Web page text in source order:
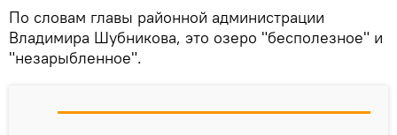
По словам главы районной администрации
Владимира Шубникова, это озеро "бесполезное" и
"незарыбленное".